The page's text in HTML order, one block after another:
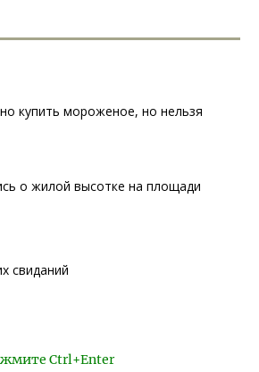
купить мороженое, но нельзя
о жилой высотке на площади
свиданий
Ctrl+Enter